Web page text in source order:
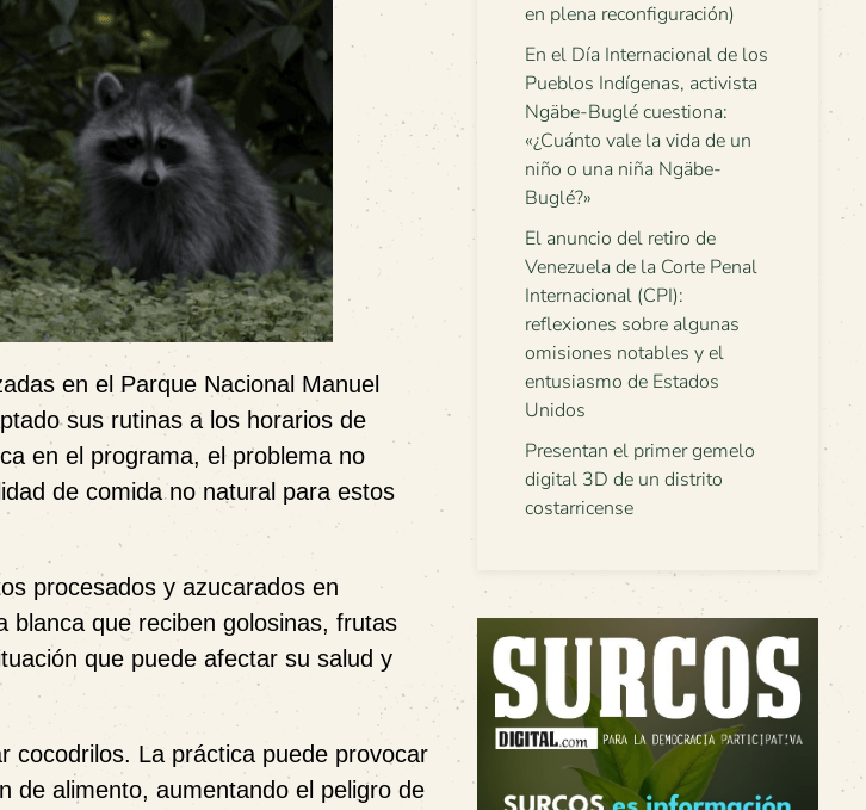
en el Parque Nacional Manuel
sus rutinas a los horarios de
en el programa, el problema no
de comida no natural para estos
procesados y azucarados en
blanca que reciben golosinas, frutas
que puede afectar su salud y
cocodrilos. La práctica puede provocar
de alimento, aumentando el peligro de
en plena reconfiguración)
En el Día Internacional de los
Pueblos Indígenas, activista
Ngäbe-Buglé cuestiona:
«¿Cuánto vale la vida de un
niño o una niña Ngäbe-
Buglé?»
El anuncio del retiro de
Venezuela de la Corte Penal
Internacional (CPI):
reflexiones sobre algunas
omisiones notables y el
entusiasmo de Estados
Unidos
Presentan el primer gemelo
digital 3D de un distrito
costarricense